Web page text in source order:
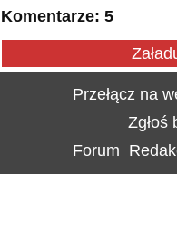
Komentarze: 5
Przełącz na
Zgłoś
Forum